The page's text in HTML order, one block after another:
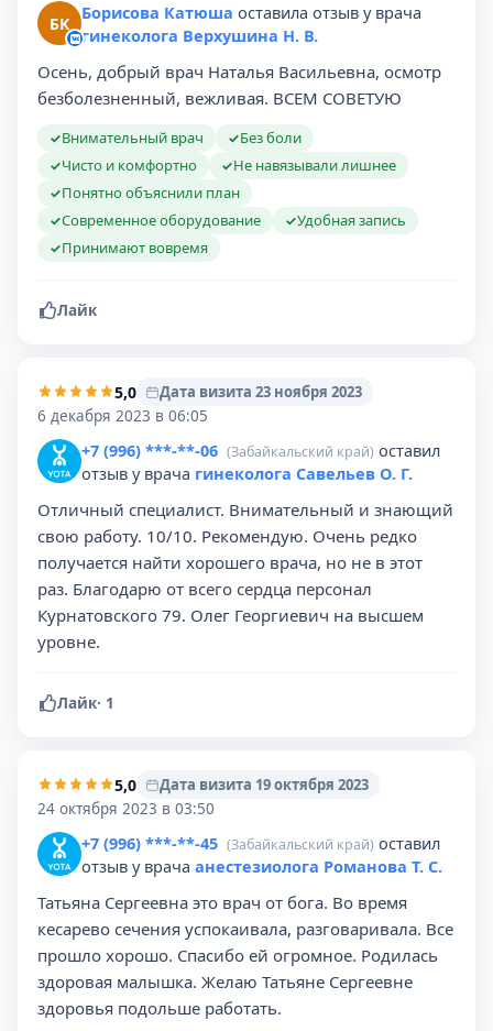
БК Борисова Катюша оставила отзыв у врача
гинеколога Верхушина Н. В.
Осень, добрый врач Наталья Васильевна, осмотр
безболезненный, вежливая. ВСЕМ СОВЕТУЮ
✓Внимательный врач ✓Без боли
✓Чисто и комфортно ✓Не навязывали лишнее
✓Понятно объяснили план
✓Современное оборудование ✓Удобная запись
✓Принимают вовремя
Лайк
5,0
Дата визита 23 ноября 2023
6 декабря 2023 в 06:05
+7 (996) ***-**-06 (Забайкальский край) оставил
отзыв у врача гинеколога Савельев О. Г.
Отличный специалист. Внимательный и знающий
свою работу. 10/10. Рекомендую. Очень редко
получается найти хорошего врача, но не в этот
раз. Благодарю от всего сердца персонал
Курнатовского 79. Олег Георгиевич на высшем
уровне.
Лайк· 1
5,0
Дата визита 19 октября 2023
24 октября 2023 в 03:50
+7 (996) ***-**-45 (Забайкальский край) оставил
отзыв у врача анестезиолога Романова Т. С.
Татьяна Сергеевна это врач от бога. Во время
кесарево сечения успокаивала, разговаривала. Все
прошло хорошо. Спасибо ей огромное. Родилась
здоровая малышка. Желаю Татьяне Сергеевне
здоровья подольше работать.